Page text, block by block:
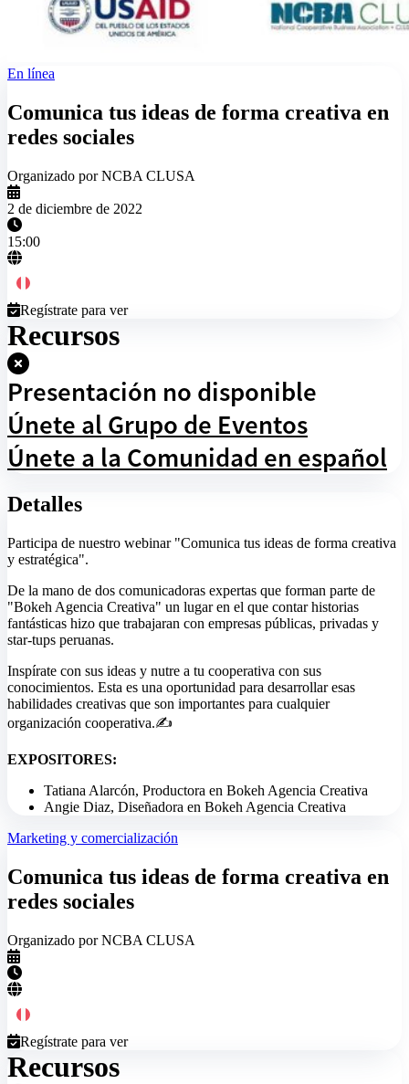
En línea
Comunica tus ideas de forma creativa en
redes sociales
Organizado por NCBA CLUSA
2 de diciembre de 2022
15:00
Regístrate para ver
Recursos
Presentación no disponible
Únete al Grupo de Eventos
Únete a la Comunidad en español
Detalles
Participa de nuestro webinar "Comunica tus ideas de forma creativa
y estratégica".
De la mano de dos comunicadoras expertas que forman parte de
"Bokeh Agencia Creativa" un lugar en el que contar historias
fantásticas hizo que trabajaran con empresas públicas, privadas y
star-tups peruanas.
Inspírate con sus ideas y nutre a tu cooperativa con sus
conocimientos. Esta es una oportunidad para desarrollar esas
habilidades creativas que son importantes para cualquier
organización cooperativa.✍
EXPOSITORES:
Tatiana Alarcón, Productora en Bokeh Agencia Creativa
Angie Diaz, Diseñadora en Bokeh Agencia Creativa
Marketing y comercialización
Comunica tus ideas de forma creativa en
redes sociales
Organizado por NCBA CLUSA
Regístrate para ver
Recursos